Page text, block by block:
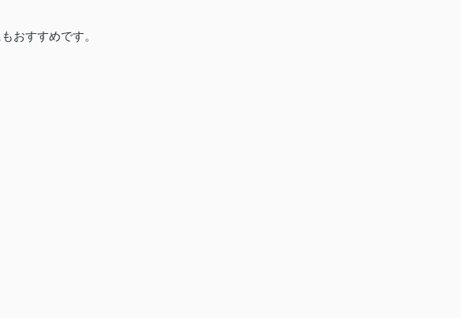
おすすめです。